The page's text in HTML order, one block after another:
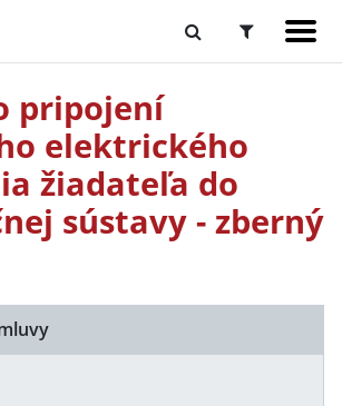
pripojení
elektrického
žiadateľa do
sústavy - zberný